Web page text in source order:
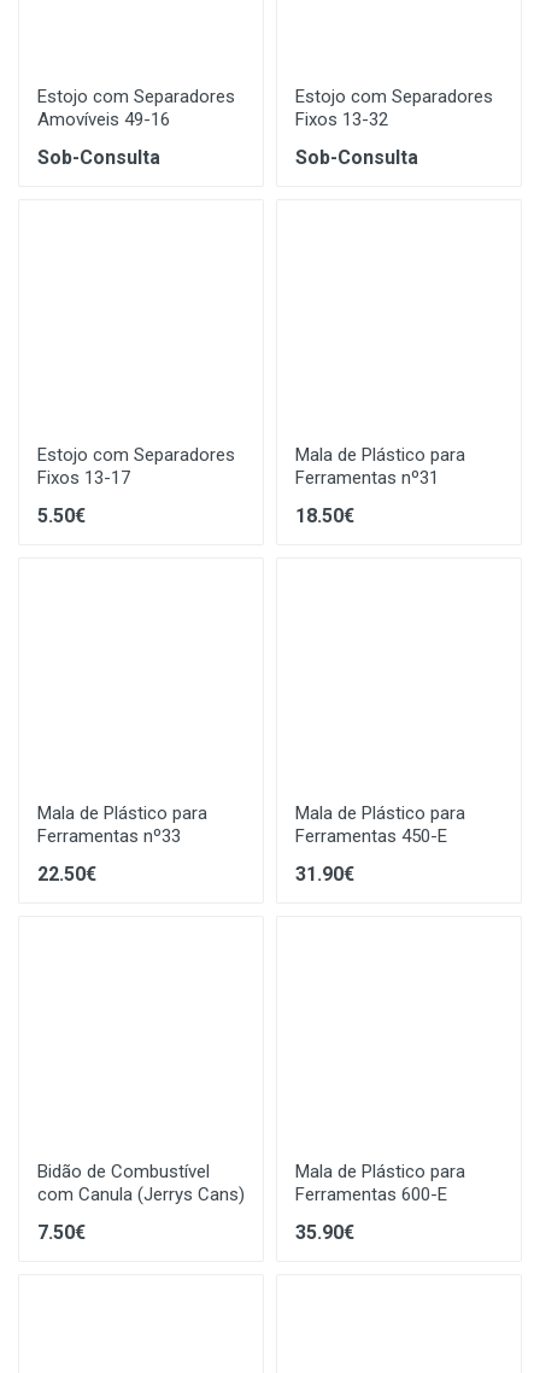
Estojo com Separadores
Amovíveis 49-16
Sob-Consulta
Estojo com Separadores
Fixos 13-32
Sob-Consulta
Estojo com Separadores
Fixos 13-17
5.50€
Mala de Plástico para
Ferramentas nº31
18.50€
Mala de Plástico para
Ferramentas nº33
22.50€
Mala de Plástico para
Ferramentas 450-E
31.90€
Bidão de Combustível
com Canula (Jerrys Cans)
7.50€
Mala de Plástico para
Ferramentas 600-E
35.90€